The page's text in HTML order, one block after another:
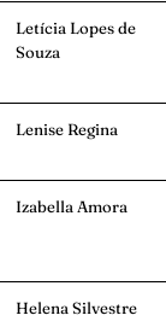
Letícia Lopes de
Souza
Lenise Regina
Izabella Amora
Helena Silvestre